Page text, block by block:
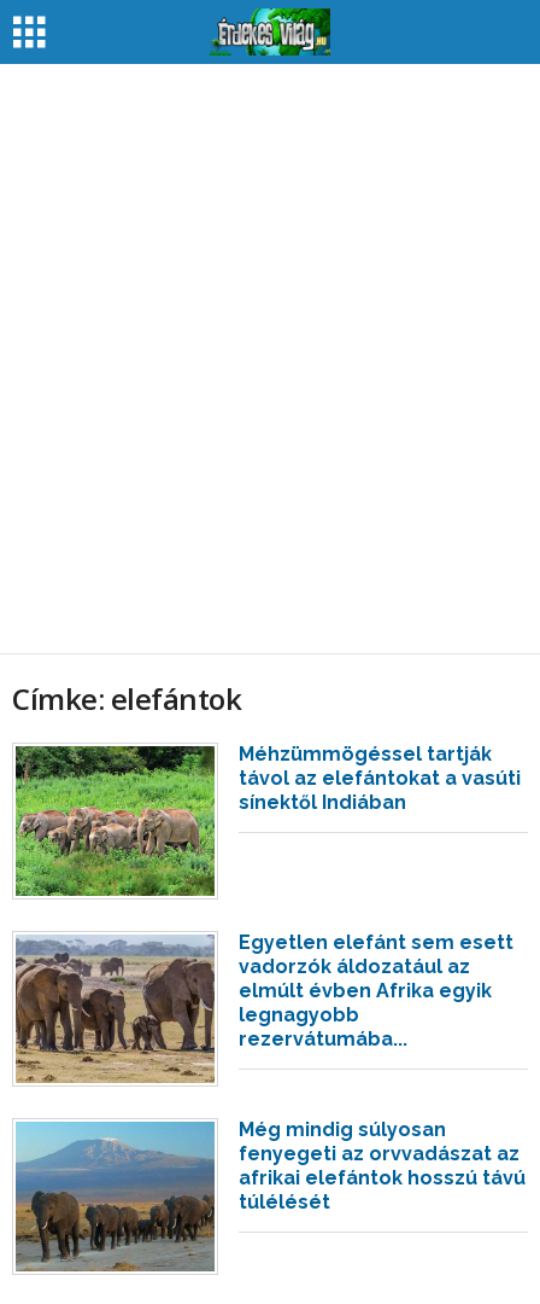
Címke: elefántok
Méhzümmögéssel tartják
távol az elefántokat a vasúti
sínektől Indiában
Egyetlen elefánt sem esett
vadorzók áldozatául az
elmúlt évben Afrika egyik
legnagyobb
rezervátumába...
Még mindig súlyosan
fenyegeti az orvvadászat az
afrikai elefántok hosszú távú
túlélését